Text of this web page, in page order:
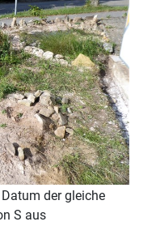
der gleiche
S aus